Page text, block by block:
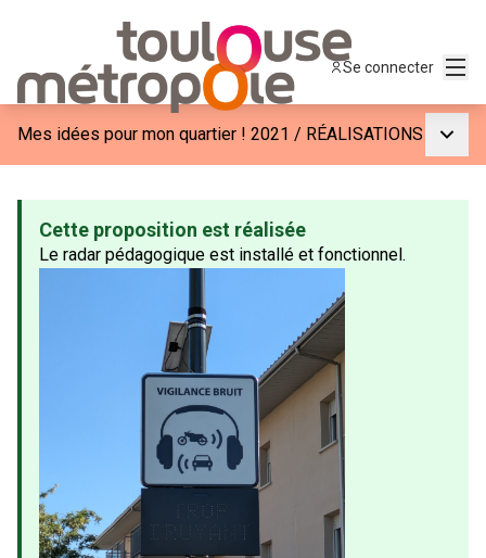
Se connecter
Mes idées pour mon quartier ! 2021 / RÉALISATIONS
Cette proposition est réalisée
Le radar pédagogique est installé et fonctionnel.